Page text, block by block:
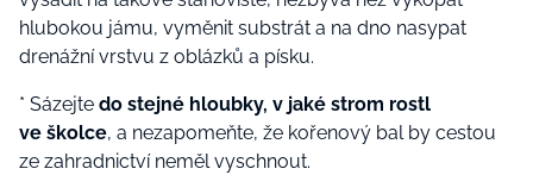
hlubokou jámu, vyměnit substrát a na dno nasypat
drenážní vrstvu z oblázků a písku.
* Sázejte do stejné hloubky, v jaké strom rostl
ve školce, a nezapomeňte, že kořenový bal by cestou
ze zahradnictví neměl vyschnout.